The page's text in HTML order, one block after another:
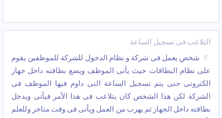
التلاعب فی تسجیل الساعة
شخص یعمل فی شرکة و نظام الدخول للشرکة للموظفین یقوم
على نظام البطاقات حیث یأتی الموظف ویضع بطاقته داخل جهاز
الکترونی حتى یتم تسجیل الساعة التی داوم فیها الموظف فی
الشرکة لکن هذا الشخص کان یتلاعب فی هذا الأمر فیأتی ویدخل
بطاقته داخل الجهاز ثم یهرب من العمل ویأتی فی وقت متاخر وللعلم